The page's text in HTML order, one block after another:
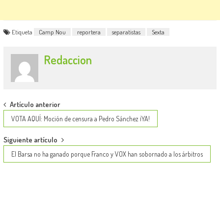
Etiqueta Camp Nou reportera separatistas Sexta
Redaccion
Post
navigation
Artículo anterior
VOTA AQUÍ: Moción de censura a Pedro Sánchez ¡YA!
Siguiente artículo
El Barsa no ha ganado porque Franco y VOX han sobornado a los árbitros